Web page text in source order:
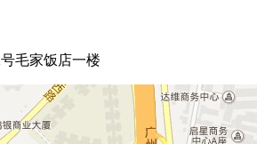
号毛家饭店一楼